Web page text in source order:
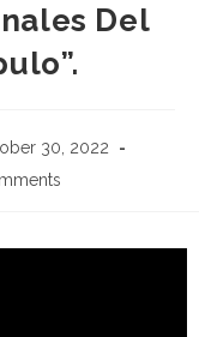
Del
30, 2022